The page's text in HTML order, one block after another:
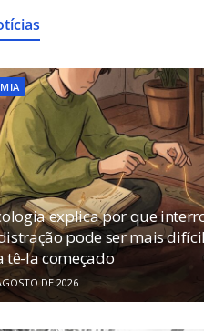
explica por que
pode ser mais
tê-la começado
DE 2026